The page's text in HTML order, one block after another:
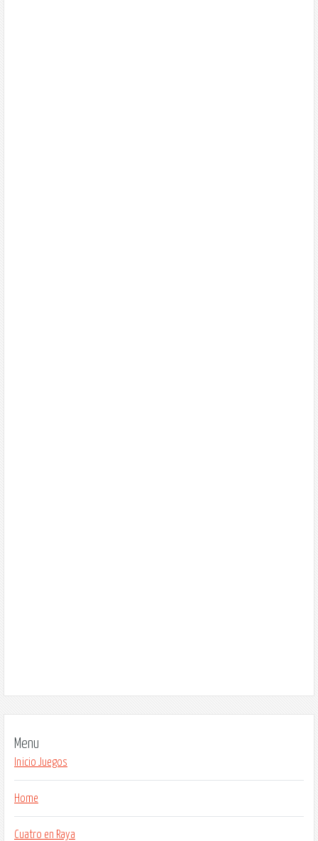
Menu
Inicio Juegos
Home
Cuatro en Raya